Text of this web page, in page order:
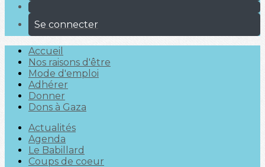
Se connecter
Accueil
Nos raisons d'être
Mode d'emploi
Adhérer
Donner
Dons à Gaza
Actualités
Agenda
Le Babillard
Coups de coeur